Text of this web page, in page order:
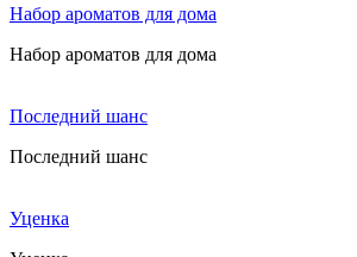
Набор ароматов для дома
Набор ароматов для дома
Последний шанс
Последний шанс
Уценка